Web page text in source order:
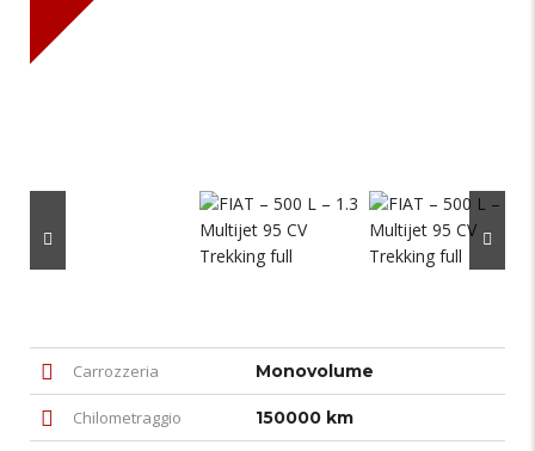
Carrozzeria Monovolume
Chilometraggio 150000 km